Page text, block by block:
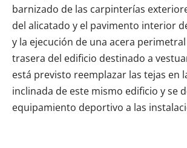
barnizado de las carpinterías
del alicatado y el pavimento interior
y la ejecución de una acera
trasera del edificio destinado a
está previsto reemplazar las tejas en
inclinada de este mismo edificio y se
equipamiento deportivo a las